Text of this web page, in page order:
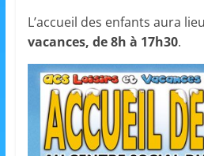
o
n
e
t
A
n
i
L’accueil des enfants aura lieu
vacances, de 8h à 17h30.